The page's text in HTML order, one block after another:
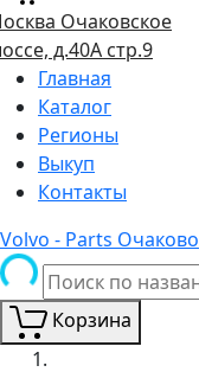
Очаковское
д.40А стр.9
Главная
Каталог
Регионы
Выкуп
Контакты
Volvo - Parts Очаково
Корзина